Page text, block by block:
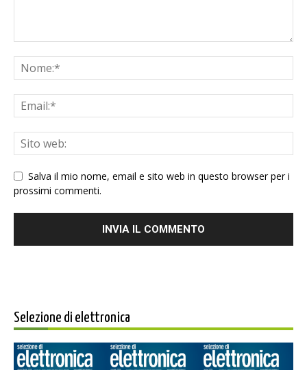
Salva il mio nome, email e sito web in questo browser per i
prossimi commenti.
Selezione di elettronica